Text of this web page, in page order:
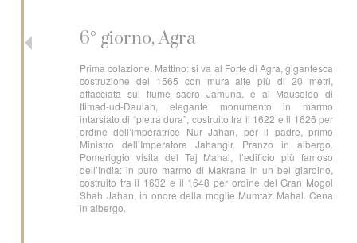
6° giorno, Agra
Prima colazione. Mattino: si va al Forte di Agra, gigantesca
costruzione del 1565 con mura alte più di 20 metri,
affacciata sul fiume sacro Jamuna, e al Mausoleo di
Itimad-ud-Daulah, elegante monumento in marmo
intarsiato di “pietra dura”, costruito tra il 1622 e il 1626 per
ordine dell’imperatrice Nur Jahan, per il padre, primo
Ministro dell’Imperatore Jahangir. Pranzo in albergo.
Pomeriggio visita del Taj Mahal, l’edificio più famoso
dell’India: in puro marmo di Makrana in un bel giardino,
costruito tra il 1632 e il 1648 per ordine del Gran Mogol
Shah Jahan, in onore della moglie Mumtaz Mahal. Cena
in albergo.